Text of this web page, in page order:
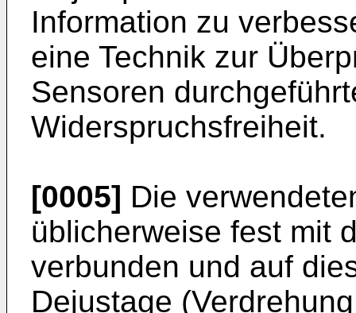
Information zu
eine Technik zur
Sensoren
Widerspruchsfreiheit.
[0005] Die
üblicherweise fest mit
verbunden und auf
Dejustage